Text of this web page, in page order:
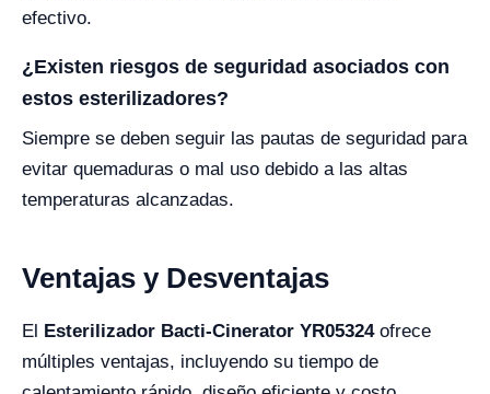
efectivo.
¿Existen riesgos de seguridad asociados con
estos esterilizadores?
Siempre se deben seguir las pautas de seguridad para
evitar quemaduras o mal uso debido a las altas
temperaturas alcanzadas.
Ventajas y Desventajas
El Esterilizador Bacti-Cinerator YR05324ofrece
múltiples ventajas, incluyendo su tiempo de